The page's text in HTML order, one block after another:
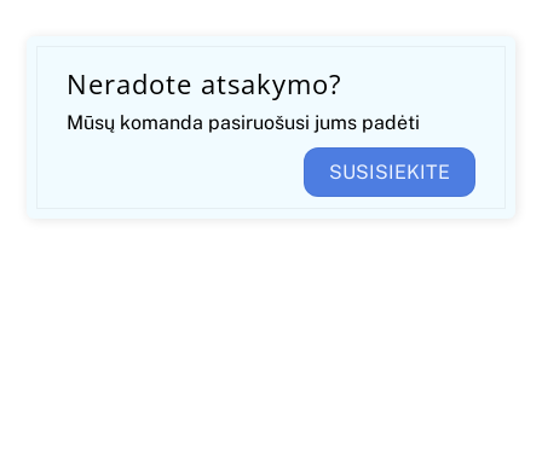
Neradote atsakymo?
Mūsų komanda pasiruošusi jums padėti
SUSISIEKITE